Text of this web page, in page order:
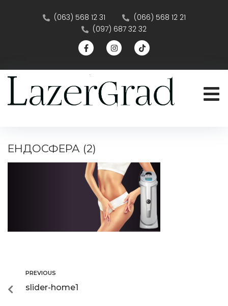
(063) 568 12 31
(066) 568 12 21
(097) 687 32 32
ЕНДОСФЕРА (2)
PREVIOUS
slider-home1